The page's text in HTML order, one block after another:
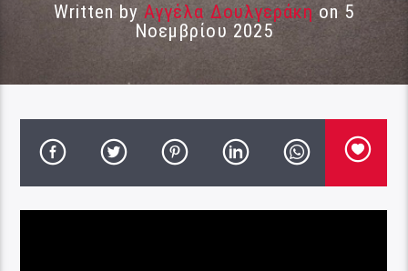
Written byΑγγέλα Δουλγεράκη on 5
Νοεμβρίου 2025